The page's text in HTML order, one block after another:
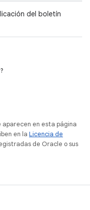
del boletín
aparecen en esta página
en la Licencia de
de Oracle o sus